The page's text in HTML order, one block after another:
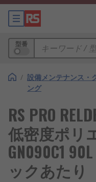
型番
/ 設備メンテナンス・
ング
RS PRO
低密度ポリ
GN090C1
ックあたり